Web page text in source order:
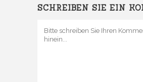
SCHREIBEN SIE EIN